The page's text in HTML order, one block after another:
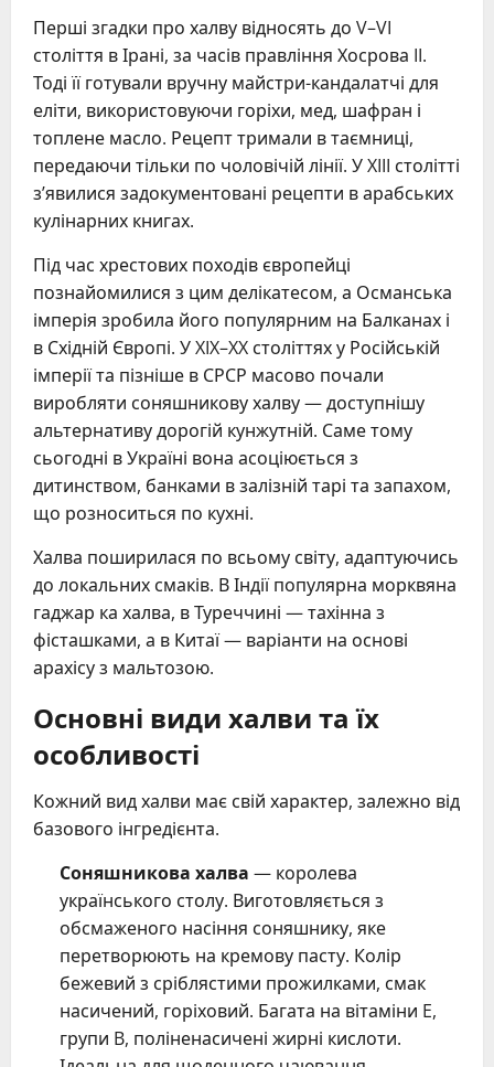
Перші згадки про халву відносять до V–VI
століття в Ірані, за часів правління Хосрова II.
Тоді її готували вручну майстри-кандалатчі для
еліти, використовуючи горіхи, мед, шафран і
топлене масло. Рецепт тримали в таємниці,
передаючи тільки по чоловічій лінії. У XIII столітті
з’явилися задокументовані рецепти в арабських
кулінарних книгах.
Під час хрестових походів європейці
познайомилися з цим делікатесом, а Османська
імперія зробила його популярним на Балканах і
в Східній Європі. У XIX–XX століттях у Російській
імперії та пізніше в СРСР масово почали
виробляти соняшникову халву — доступнішу
альтернативу дорогій кунжутній. Саме тому
сьогодні в Україні вона асоціюється з
дитинством, банками в залізній тарі та запахом,
що розноситься по кухні.
Халва поширилася по всьому світу, адаптуючись
до локальних смаків. В Індії популярна морквяна
гаджар ка халва, в Туреччині — тахінна з
фісташками, а в Китаї — варіанти на основі
арахісу з мальтозою.
Основні види халви та їх
особливості
Кожний вид халви має свій характер, залежно від
базового інгредієнта.
Соняшникова халва — королева
українського столу. Виготовляється з
обсмаженого насіння соняшнику, яке
перетворюють на кремову пасту. Колір
бежевий з сріблястими прожилками, смак
насичений, горіховий. Багата на вітаміни E,
групи B, поліненасичені жирні кислоти.